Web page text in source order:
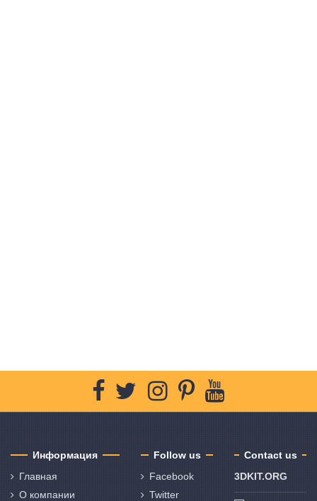
Информация
Главная
О компании
Follow us
Facebook
Twitter
Contact us
3DKIT.ORG